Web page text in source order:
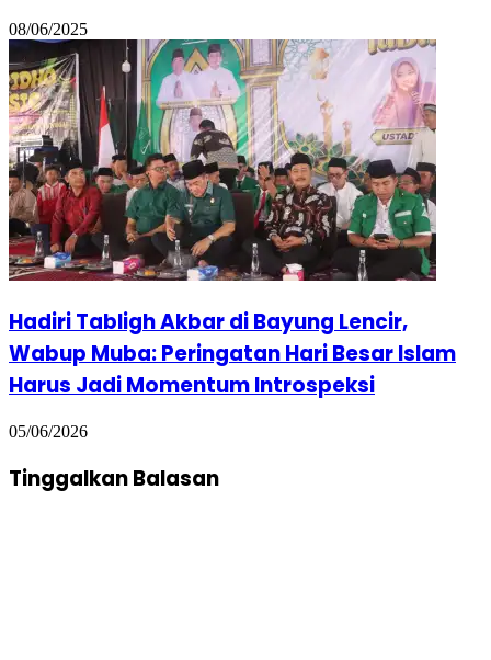
08/06/2025
Hadiri Tabligh Akbar di Bayung Lencir,
Wabup Muba: Peringatan Hari Besar Islam
Harus Jadi Momentum Introspeksi
05/06/2026
Tinggalkan Balasan